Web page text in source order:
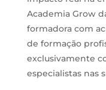
Academia Grow
formadora com
de formação
exclusivamente
especialistas nas